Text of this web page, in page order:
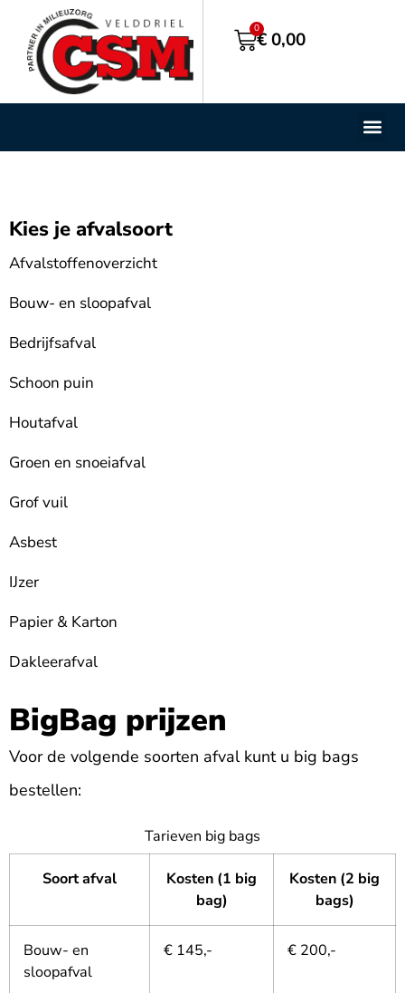
€0,00
0
Kies je afvalsoort
Afvalstoffenoverzicht
Bouw- en sloopafval
Bedrijfsafval
Schoon puin
Houtafval
Groen en snoeiafval
Grof vuil
Asbest
IJzer
Papier & Karton
Dakleerafval
BigBag prijzen
Voor de volgende soorten afval kunt u big bags
bestellen:
Tarieven big bags
Soort afval
Kosten (1 big
bag)
Kosten (2 big
bags)
Bouw- en
sloopafval
€ 145,- € 200,-